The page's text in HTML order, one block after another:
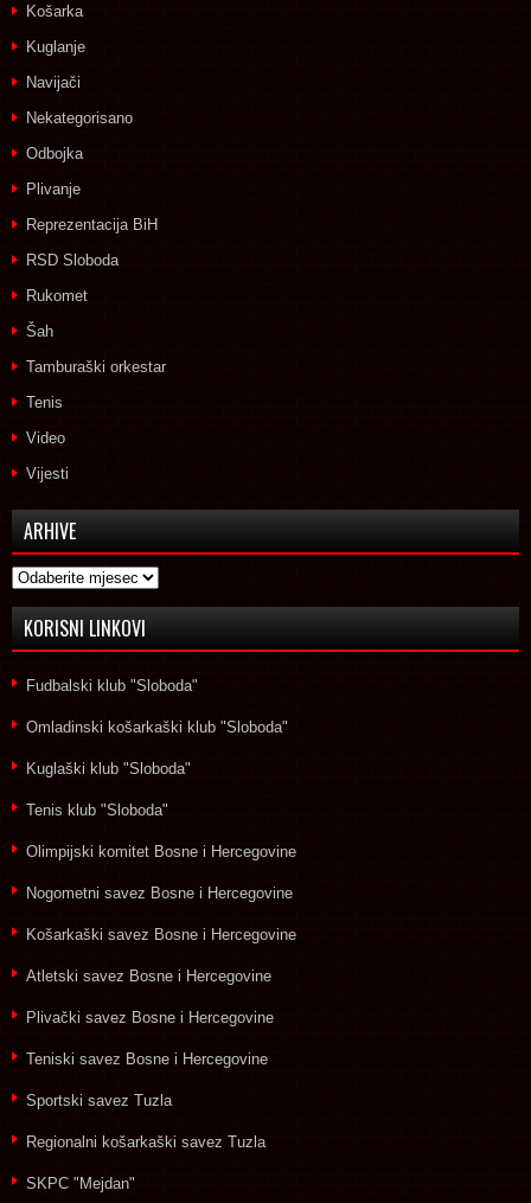
Košarka
Kuglanje
Navijači
Nekategorisano
Odbojka
Plivanje
Reprezentacija BiH
RSD Sloboda
Rukomet
Šah
Tamburaški orkestar
Tenis
Video
Vijesti
ARHIVE
Arhive
KORISNI LINKOVI
Fudbalski klub "Sloboda"
Omladinski košarkaški klub "Sloboda"
Kuglaški klub "Sloboda"
Tenis klub "Sloboda"
Olimpijski komitet Bosne i Hercegovine
Nogometni savez Bosne i Hercegovine
Košarkaški savez Bosne i Hercegovine
Atletski savez Bosne i Hercegovine
Plivački savez Bosne i Hercegovine
Teniski savez Bosne i Hercegovine
Sportski savez Tuzla
Regionalni košarkaški savez Tuzla
SKPC "Mejdan"